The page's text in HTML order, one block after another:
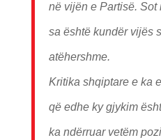
në vijën e Partisë. Sot
sa është kundër vijës
atëhershme.
Kritika shqiptare e ka
që edhe ky gjykim
ka ndërruar vetëm